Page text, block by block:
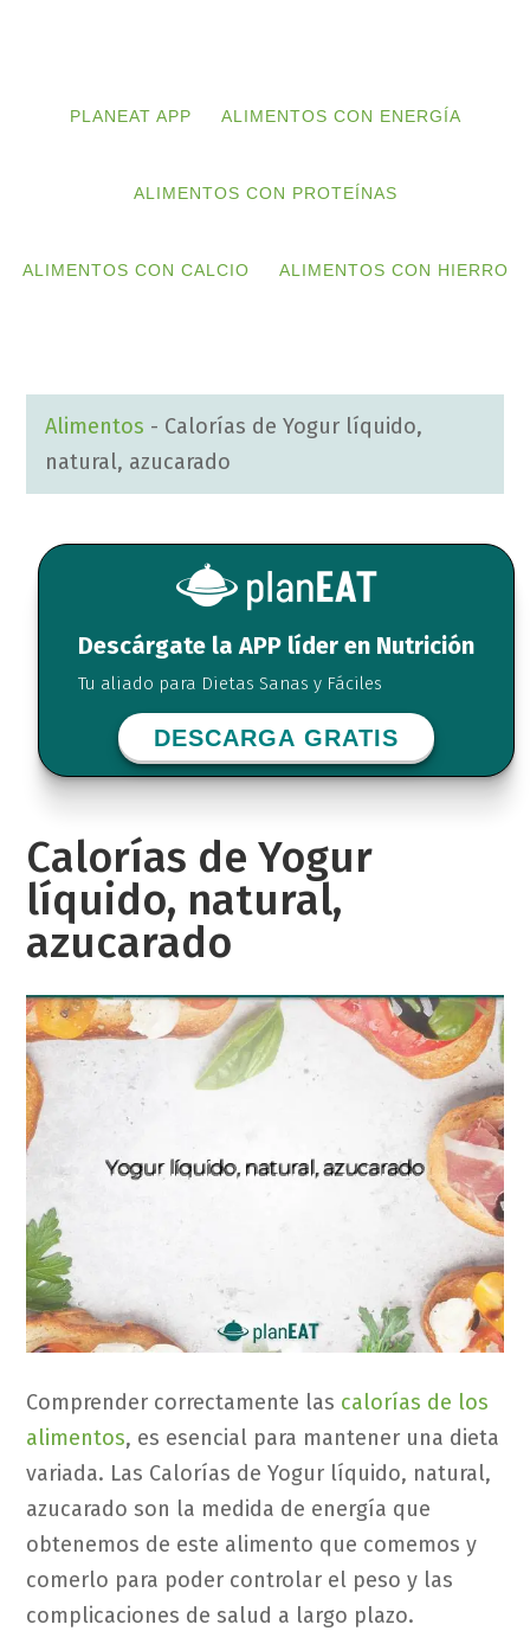
navigationPLANEAT APP ALIMENTOS CON ENERGÍA
ALIMENTOS CON PROTEÍNAS
ALIMENTOS CON CALCIO ALIMENTOS CON HIERRO
Alimentos - Calorías de Yogur líquido,
natural, azucarado
Descárgate la APP líder en Nutrición
Tu aliado para Dietas Sanas y Fáciles
DESCARGA GRATIS
Calorías de Yogur
líquido, natural,
azucarado
Comprender correctamente las calorías de los
alimentos, es esencial para mantener una dieta
variada. Las Calorías de Yogur líquido, natural,
azucarado son la medida de energía que
obtenemos de este alimento que comemos y
comerlo para poder controlar el peso y las
complicaciones de salud a largo plazo.